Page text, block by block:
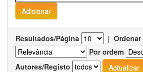
Resultados/Página |
Por ordem
Autores/Registo